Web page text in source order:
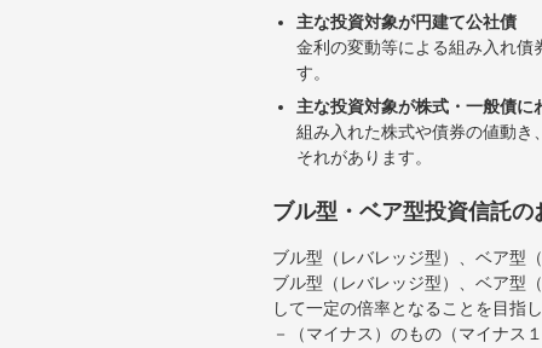
主な投資対象が円建て公社債
金利の変動等による組み入れ
す。
主な投資対象が株式・一般債
組み入れた株式や債券の値動
それがあります。
ブル型・ベア型投資信託
ブル型（レバレッジ型）、ベア型
ブル型（レバレッジ型）、ベア型
して一定の倍率となることを目指
－（マイナス）のもの（マイナス